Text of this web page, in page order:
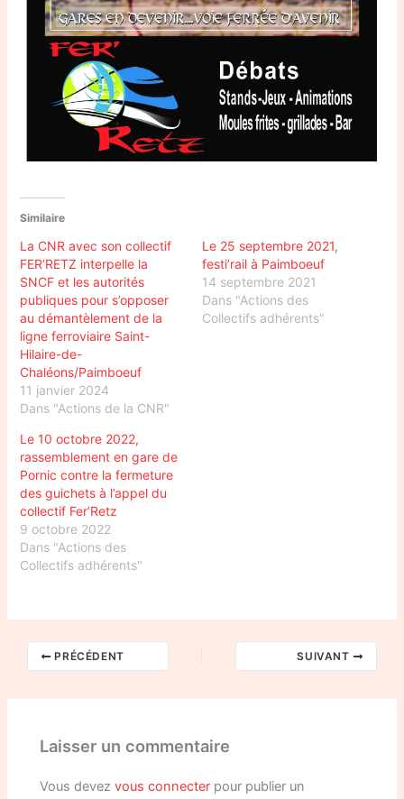
Similaire
La CNR avec son collectif
FER’RETZ interpelle la
SNCF et les autorités
publiques pour s’opposer
au démantèlement de la
ligne ferroviaire Saint-
Hilaire-de-
Chaléons/Paimboeuf
11 janvier 2024
Dans "Actions de la CNR"
Le 25 septembre 2021,
festi’rail à Paimboeuf
14 septembre 2021
Dans "Actions des
Collectifs adhérents"
Le 10 octobre 2022,
rassemblement en gare de
Pornic contre la fermeture
des guichets à l’appel du
collectif Fer’Retz
9 octobre 2022
Dans "Actions des
Collectifs adhérents"
PRÉCÉDENT SUIVANT
Laisser un commentaire
Vous devezvous connecter pour publier un